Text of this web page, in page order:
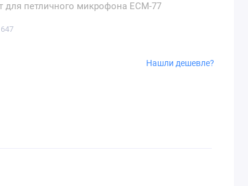
петличного микрофона ECM-77
Нашли дешевле?